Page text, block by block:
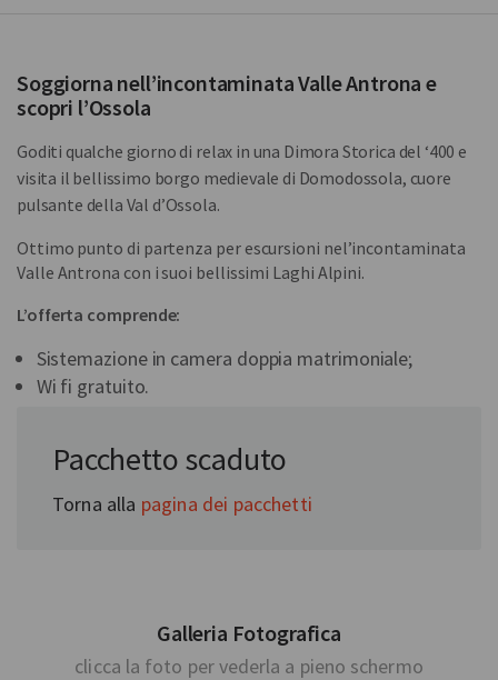
Soggiorna nell’incontaminata Valle Antrona e
scopri l’Ossola
Goditi qualche giorno di relax in una Dimora Storica del ‘400 e
visita il bellissimo borgo medievale di Domodossola, cuore
pulsante della Val d’Ossola.
Ottimo punto di partenza per escursioni nel’incontaminata
Valle Antrona con i suoi bellissimi Laghi Alpini.
L’offerta comprende:
Sistemazione in camera doppia matrimoniale;
Wi fi gratuito.
Richiedi subito il tuo preventivo personalizzato.
Pacchetto scaduto
Torna alla pagina dei pacchetti
Galleria Fotografica
clicca la foto per vederla a pieno schermo